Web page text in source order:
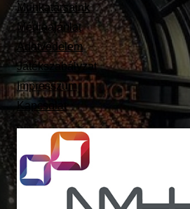
Munkatársaink
Médiaajánlat
Adatvédelem
Játékszabályzat
Impresszum
Kapcsolat